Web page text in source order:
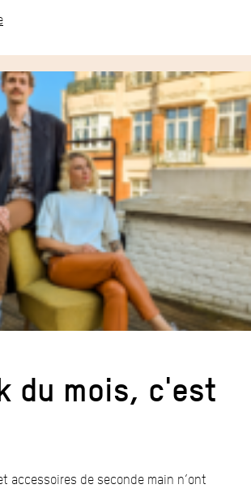
du mois, c'est
accessoires de seconde main n’ont